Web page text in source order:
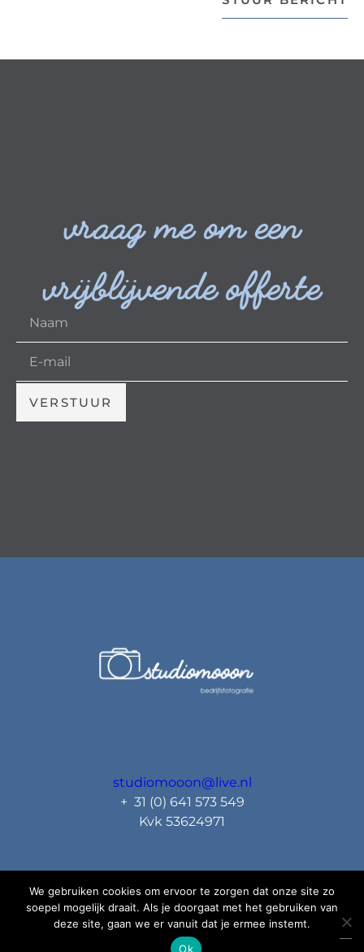
vraag me om een
vrijblijvende offerte
VERSTUUR
studiomooon@live.nl
+ 31 (0) 641 573 549
Kvk 53624971
We gebruiken cookies om ervoor te zorgen dat onze site zo
soepel mogelijk draait. Als je doorgaat met het gebruiken van
deze site, gaan we er vanuit dat je ermee instemt.
Ok